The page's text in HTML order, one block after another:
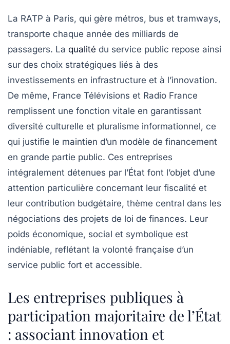
La RATP à Paris, qui gère métros, bus et tramways,
transporte chaque année des milliards de
passagers. La qualité du service public repose ainsi
sur des choix stratégiques liés à des
investissements en infrastructure et à l’innovation.
De même, France Télévisions et Radio France
remplissent une fonction vitale en garantissant
diversité culturelle et pluralisme informationnel, ce
qui justifie le maintien d’un modèle de financement
en grande partie public. Ces entreprises
intégralement détenues par l’État font l’objet d’une
attention particulière concernant leur fiscalité et
leur contribution budgétaire, thème central dans les
négociations des projets de loi de finances. Leur
poids économique, social et symbolique est
indéniable, reflétant la volonté française d’un
service public fort et accessible.
Les entreprises publiques à
participation majoritaire de l’État
: associant innovation et